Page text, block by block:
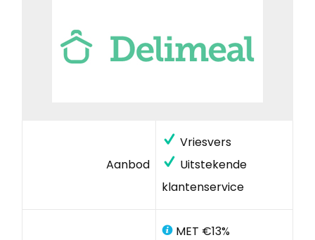
Aanbod
Vriesvers
Uitstekende
klantenservice
MET €13%